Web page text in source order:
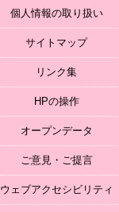
個人情報の取り扱い
サイトマップ
リンク集
HPの操作
オープンデータ
ご意見・ご提言
ウェブアクセシビリティ